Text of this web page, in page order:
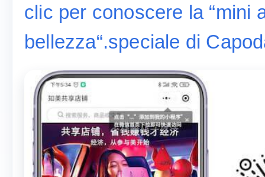
clic per conoscere la “mini
bellezza“.speciale di